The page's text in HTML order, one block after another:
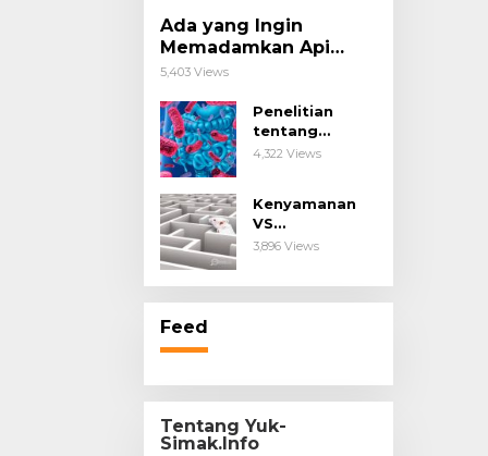
Ada yang Ingin
Memadamkan Api
Impianmu!
5,403 Views
Penelitian
tentang
Probiotik
Penyakit
Imunologis.
4,322 Views
Kenyamanan
VS
Kesengsaraan.
3,896 Views
Feed
Tentang Yuk-
Simak.Info